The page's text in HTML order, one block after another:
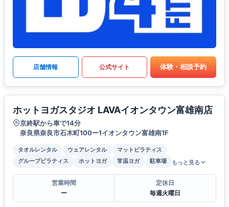
店舗情報 公式サイト 体験・相談予約
ホットヨガスタジオ LAVAイオンタウン富雄南店
京終駅から車で14分
奈良県奈良市石木町100ー1イオンタウン富雄南1F
タオルレンタル ウェアレンタル
マットピラティス
グループピラティス
ホットヨガ 常温ヨガ 駐車場 もっと見る
営業時間
ー
定休日
毎週火曜日